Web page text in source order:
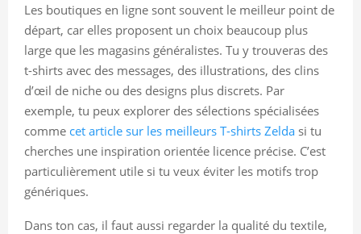
Les boutiques en ligne sont souvent le meilleur point de
départ, car elles proposent un choix beaucoup plus
large que les magasins généralistes. Tu y trouveras des
t-shirts avec des messages, des illustrations, des clins
d’œil de niche ou des designs plus discrets. Par
exemple, tu peux explorer des sélections spécialisées
comme cet article sur les meilleurs T-shirts Zelda si tu
cherches une inspiration orientée licence précise. C’est
particulièrement utile si tu veux éviter les motifs trop
génériques.
Dans ton cas, il faut aussi regarder la qualité du textile,